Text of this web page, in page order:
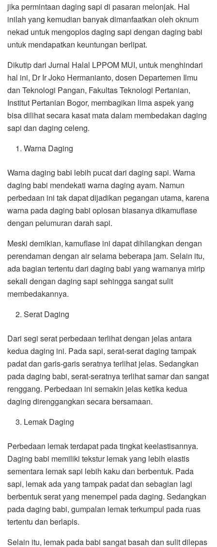
jika permintaan daging sapi di pasaran melonjak. Hal
inilah yang kemudian banyak dimanfaatkan oleh oknum
nekad untuk mengoplos daging sapi dengan daging babi
untuk mendapatkan keuntungan berlipat.
Dikutip dari Jurnal Halal LPPOM MUI, untuk menghindari
hal ini, Dr Ir Joko Hermanianto, dosen Departemen Ilmu
dan Teknologi Pangan, Fakultas Teknologi Pertanian,
Institut Pertanian Bogor, membagikan lima aspek yang
bisa dilihat secara kasat mata dalam membedakan daging
sapi dan daging celeng.
Warna Daging
Warna daging babi lebih pucat dari daging sapi. Warna
daging babi mendekati warna daging ayam. Namun
perbedaan ini tak dapat dijadikan pegangan utama, karena
warna pada daging babi oplosan biasanya dikamuflase
dengan pelumuran darah sapi.
Meski demikian, kamuflase ini dapat dihilangkan dengan
perendaman dengan air selama beberapa jam. Selain itu,
ada bagian tertentu dari daging babi yang warnanya mirip
sekali dengan daging sapi sehingga sangat sulit
membedakannya.
Serat Daging
Dari segi serat perbedaan terlihat dengan jelas antara
kedua daging ini. Pada sapi, serat-serat daging tampak
padat dan garis-garis seratnya terlihat jelas. Sedangkan
pada daging babi, serat-seratnya terlihat samar dan sangat
renggang. Perbedaan ini semakin jelas ketika kedua
daging direnggangkan secara bersamaan.
Lemak Daging
Perbedaan lemak terdapat pada tingkat keelastisannya.
Daging babi memiliki tekstur lemak yang lebih elastis
sementara lemak sapi lebih kaku dan berbentuk. Pada
sapi, lemak ada yang tampak padat dan sebagian lagi
berbentuk serat yang menempel pada daging. Sedangkan
pada daging babi, gumpalan lemak terkumpul pada ruas
tertentu dan berlapis.
Selain itu, lemak pada babi sangat basah dan sulit dilepas